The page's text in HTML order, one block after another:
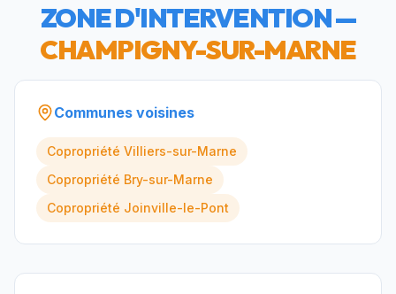
ZONE D'INTERVENTION —
CHAMPIGNY-SUR-MARNE
Communes voisines
Copropriété Villiers-sur-Marne
Copropriété Bry-sur-Marne
Copropriété Joinville-le-Pont